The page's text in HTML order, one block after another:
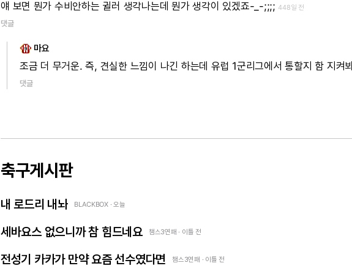
얘 보면 뭔가 수비안하는 귈러 생각나는데 뭔가 생각이 있겠죠-_-;;;; 448일 전
댓글
마요
조금 더 무거운. 즉, 견실한 느낌이 나긴 하는데 유럽 1군리그에서 통할지 함 지켜
댓글
축구게시판
내 로드리 내놔 BLACKBOX · 오늘
세바요스 없으니까 참 힘드네요 챔스3연패 · 이틀 전
전성기 카카가 만약 요즘 선수였다면 챔스3연패 · 이틀 전